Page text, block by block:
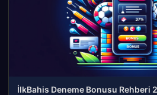
İlkBahis Deneme Bonusu Rehberi